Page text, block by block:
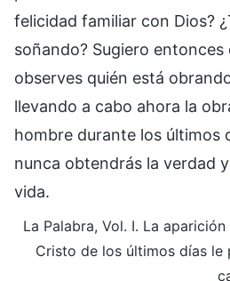
felicidad familiar con Dios?
soñando? Sugiero entonces
observes quién está
llevando a cabo ahora la
hombre durante los últimos
nunca obtendrás la verdad
vida.
La Palabra, Vol. I. La
Cristo de los últimos días le